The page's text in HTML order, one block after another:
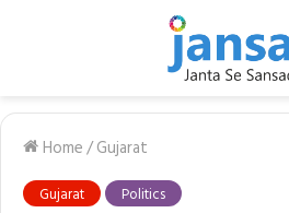
Home/Gujarat
Gujarat Politics